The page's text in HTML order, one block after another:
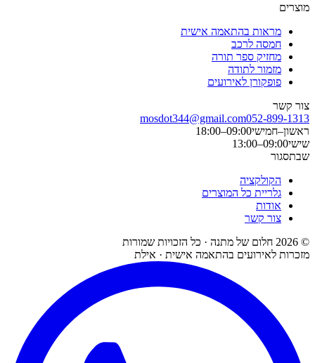
מוצרים
מראות בהתאמה אישית
חמסה לרכב
מחזיק ספר תורה
מזמור לתודה
פופקורן לאירועים
צור קשר
052-899-1313
mosdot344@gmail.com
ראשון–חמישי09:00–18:00
שישי09:00–13:00
שבתסגור
הקולקציה
גלריית כל המוצרים
אודות
צור קשר
©
2026 חלום של מתנה · כל הזכויות שמורות
מזכרות לאירועים בהתאמה אישית · אילת